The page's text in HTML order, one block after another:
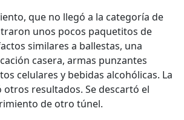
que no llegó a la categoría de
unos pocos paquetitos de
similares a ballestas, una
casera, armas punzantes
celulares y bebidas alcohólicas. La
resultados. Se descartó el
de otro túnel.